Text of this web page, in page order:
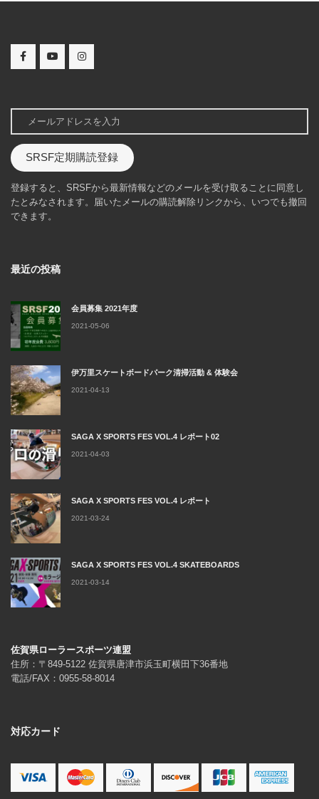
SRSF定期購読登録
登録すると、SRSFから最新情報などのメールを受け取ることに同意し
たとみなされます。届いたメールの購読解除リンクから、いつでも撤回
できます。
最近の投稿
会員募集 2021年度
2021-05-06
伊万里スケートボードパーク清掃活動 & 体験会
2021-04-13
SAGA X SPORTS FES VOL.4 レポート02
2021-04-03
SAGA X SPORTS FES VOL.4 レポート
2021-03-24
SAGA X SPORTS FES VOL.4 SKATEBOARDS
2021-03-14
佐賀県ローラースポーツ連盟
住所：〒849-5122 佐賀県唐津市浜玉町横田下36番地
電話/FAX：0955-58-8014
対応カード